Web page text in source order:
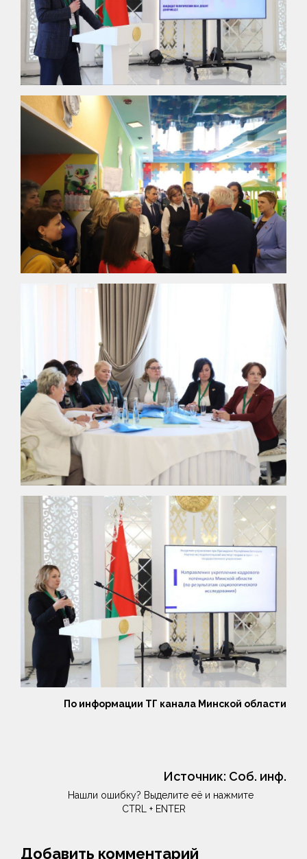
По информации ТГ канала Минской области
Источник: Соб. инф.
Нашли ошибку? Выделите её и нажмите
CTRL + ENTER
Добавить комментарий